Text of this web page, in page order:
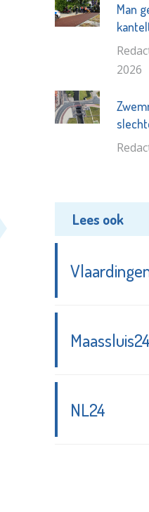
Man
2026
Lees ook
Maassluis24
NL24